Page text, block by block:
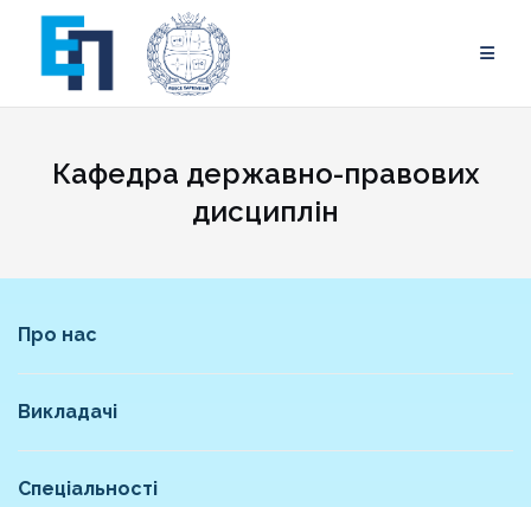
content
Кафедра державно-правових
дисциплін
Про нас
Викладачі
Спеціальності